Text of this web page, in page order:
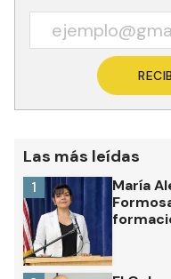
Las más leídas
María
1